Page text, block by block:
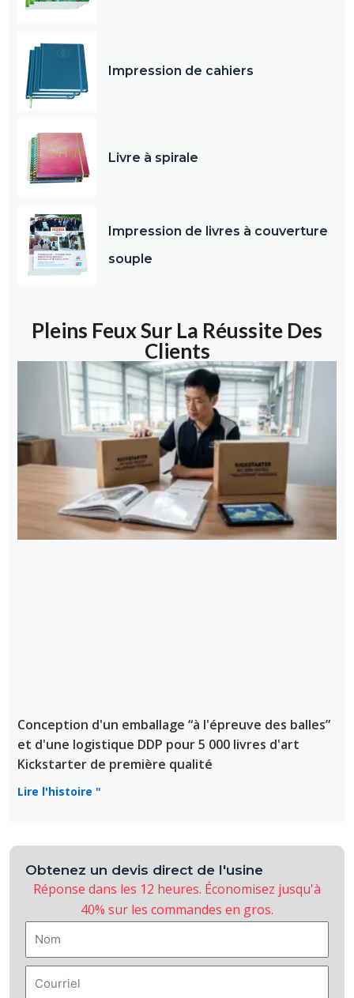
Impression de cahiers
Livre à spirale
Impression de livres à couverture
souple
Pleins Feux Sur La Réussite Des
Clients
Conception d'un emballage “à l'épreuve des balles”
et d'une logistique DDP pour 5 000 livres d'art
Kickstarter de première qualité
Lire l'histoire "
Obtenez un devis direct de l'usine
Réponse dans les 12 heures. Économisez jusqu'à
40% sur les commandes en gros.
Nom
Courriel